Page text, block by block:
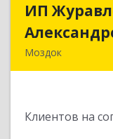
ИП
Моздок
Клиентов на